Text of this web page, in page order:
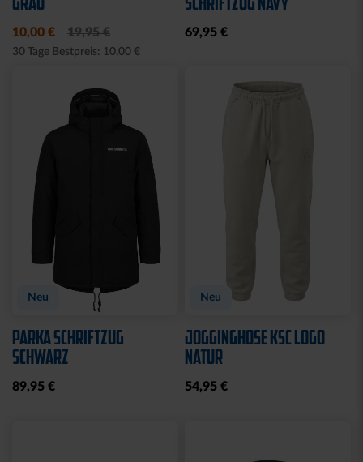
10,00 € 19,95 €
30 Tage Bestpreis: 10,00 €
69,95 €
Neu
PARKA SCHRIFTZUG
SCHWARZ
89,95 €
Neu
JOGGINGHOSE KSC LOGO
NATUR
54,95 €